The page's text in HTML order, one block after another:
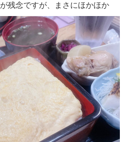
残念ですが、まさにほかほか